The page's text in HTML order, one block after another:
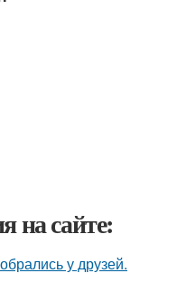
на сайте:
у друзей.